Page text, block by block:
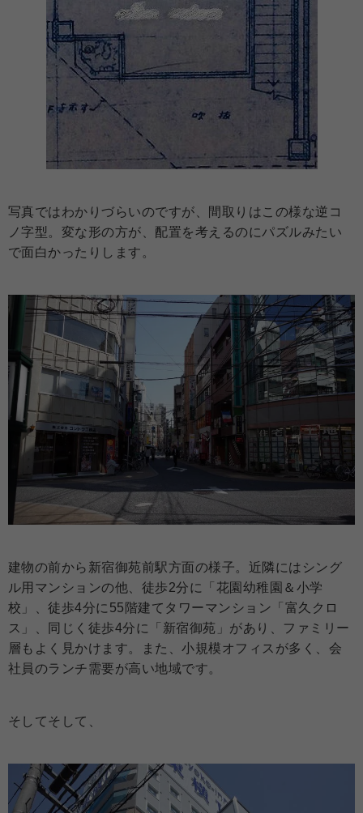
写真ではわかりづらいのですが、間取りはこの様な逆コ
ノ字型。変な形の方が、配置を考えるのにパズルみたい
で面白かったりします。
建物の前から新宿御苑前駅方面の様子。近隣にはシング
ル用マンションの他、徒歩2分に「花園幼稚園＆小学
校」、徒歩4分に55階建てタワーマンション「富久クロ
ス」、同じく徒歩4分に「新宿御苑」があり、ファミリー
層もよく見かけます。また、小規模オフィスが多く、会
社員のランチ需要が高い地域です。
そしてそして、